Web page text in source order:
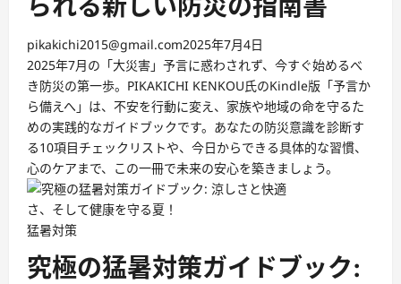
られる新しい防災の指南書
pikakichi2015@gmail.com2025年7月4日
2025年7月の「大災害」予言に惑わされず、今すぐ始めるべ
き防災の第一歩。PIKAKICHI KENKOU氏のKindle版「予言か
ら備えへ」は、不安を行動に変え、家族や地域の命を守るた
めの実践的なガイドブックです。あなたの防災意識を診断す
る10項目チェックリストや、今日からできる具体的な習慣、
心のケアまで、この一冊で未来の安心を築きましょう。
猛暑対策
究極の猛暑対策ガイドブック: